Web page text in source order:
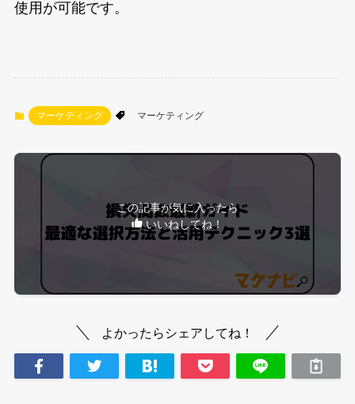
使用が可能です。
マーケティング マーケティング
この記事が気に入ったら
いいねしてね！
よかったらシェアしてね！